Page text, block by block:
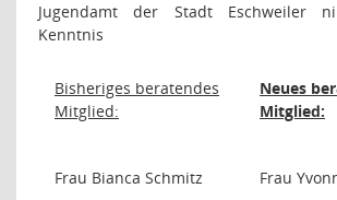
Jugendamt der Stadt Eschweiler
Kenntnis
Bisheriges beratendes
Mitglied:
Neues
Mitglied:
Frau Bianca Schmitz Frau